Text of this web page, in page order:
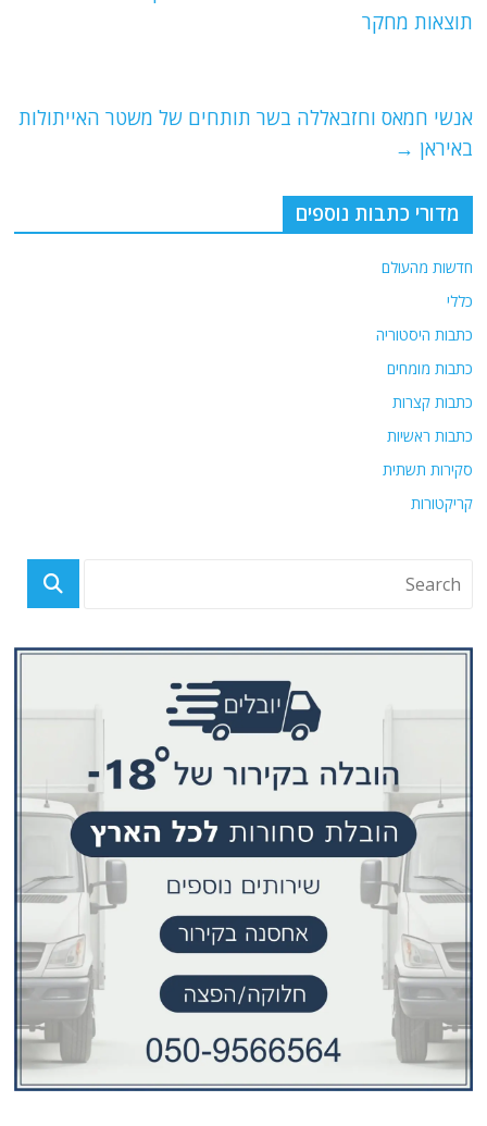
A
ra
k
תוצאות מחקר
אנשי חמאס וחזבאללה בשר תותחים של משטר האייתולות
באיראן →
מדורי כתבות נוספים
חדשות מהעולם
כללי
כתבות היסטוריה
כתבות מומחים
כתבות קצרות
כתבות ראשיות
סקירות תשתית
קריקטורות